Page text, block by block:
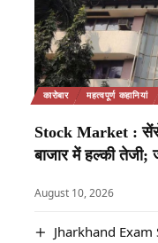
कारोबार महत्वपूर्ण कहानियां
Stock Market :
बाजार में हल्की तेजी;
August 10, 2026
Jharkhand Exam